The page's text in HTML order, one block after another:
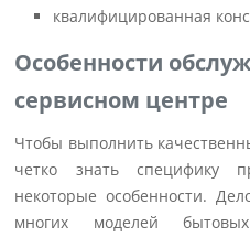
квалифицированная
Особенности
сервисном центре
Чтобы выполнить
четко знать специфику
некоторые особенности.
многих моделей